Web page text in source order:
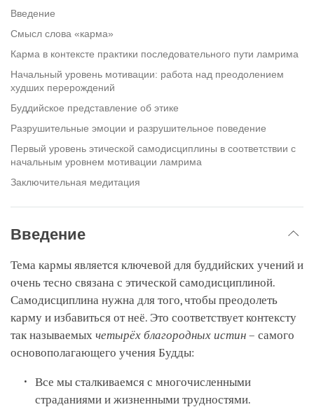
Введение
Смысл слова «карма»
Карма в контексте практики последовательного пути ламрима
Начальный уровень мотивации: работа над преодолением
худших перерождений
Буддийское представление об этике
Разрушительные эмоции и разрушительное поведение
Первый уровень этической самодисциплины в соответствии с
начальным уровнем мотивации ламрима
Заключительная медитация
Введение
Тема кармы является ключевой для буддийских учений и
очень тесно связана с этической самодисциплиной.
Самодисциплина нужна для того, чтобы преодолеть
карму и избавиться от неё. Это соответствует контексту
так называемых четырёх благородных истин – самого
основополагающего учения Будды:
Все мы сталкиваемся с многочисленными
страданиями и жизненными трудностями.